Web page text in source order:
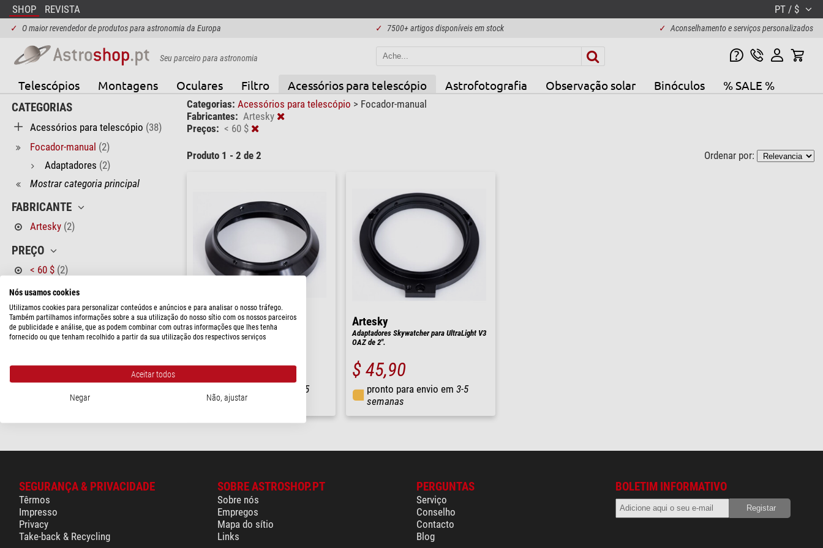
SHOP REVISTA PT / $
✓ O maior revendedor de produtos para astronomia da Europa ✓ 7500+ artigos disponíveis em stock ✓ Aconselhamento e serviços personalizados
Seu parceiro para astronomia
Telescópios Montagens Oculares Filtro Acessórios para telescópio Astrofotografia Observação solar Binóculos % SALE %
CATEGORIAS
Acessórios para telescópio (38)
Focador-manual (2)
Adaptadores (2)
Mostrar categoria principal
FABRICANTE
Artesky (2)
PREÇO
< 60 $ (2)
CONEXÃO (LADO DO TELESCÓPIO)
M90(1)
curto prazo(2)
Categorias: Acessórios para telescópio > Focador-manual
Fabricantes: Artesky
Preços: < 60 $
Produto 1 - 2 de 2 Ordenar por:
Artesky
RC-Adapter UltraLight V3 M90x1
$ 45,90
3-5
semanas
Artesky
Adaptadores Skywatcher para UltraLight V3
OAZ de 2".
$ 45,90
pronto para envio em 3-5
semanas
SEGURANÇA & PRIVACIDADE
Têrmos
Impresso
Privacy
Take-back & Recycling
SOBRE ASTROSHOP.PT
Sobre nós
Empregos
Mapa do sítio
Links
PERGUNTAS
Serviço
Conselho
Contacto
Blog
BOLETIM INFORMATIVO
Nós usamos cookies
Utilizamos cookies para personalizar conteúdos e anúncios e para analisar o nosso tráfego.
Também partilhamos informações sobre a sua utilização do nosso sítio com os nossos parceiros
de publicidade e análise, que as podem combinar com outras informações que lhes tenha
fornecido ou que tenham recolhido a partir da sua utilização dos respectivos serviços
Aceitar todos
Negar Não, ajustar